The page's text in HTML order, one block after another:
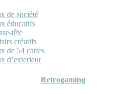
de société
éducatifs
tête
créatifs
de 54 cartes
d’exterieur
Retrogaming